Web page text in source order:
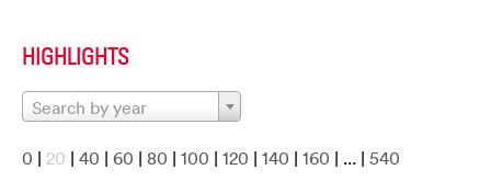
HIGHLIGHTS
Search by year
0 | 20 | 40 | 60 | 80 | 100 | 120 | 140 | 160 | ... | 540